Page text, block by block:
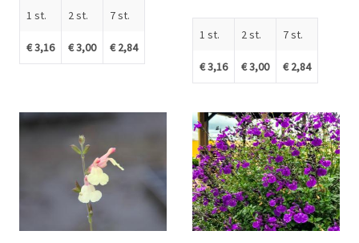
1 st.
€ 3,16
2 st.
€ 3,00
7 st.
€ 2,84
1 st.
€ 3,16
2 st.
€ 3,00
7 st.
€ 2,84